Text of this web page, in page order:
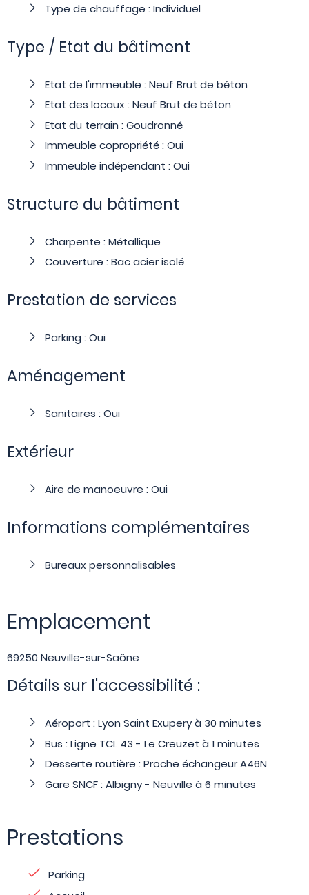
Type de chauffage : Individuel
Type / Etat du bâtiment
Etat de l'immeuble : Neuf Brut de béton
Etat des locaux : Neuf Brut de béton
Etat du terrain : Goudronné
Immeuble copropriété : Oui
Immeuble indépendant : Oui
Structure du bâtiment
Charpente : Métallique
Couverture : Bac acier isolé
Prestation de services
Parking : Oui
Aménagement
Sanitaires : Oui
Extérieur
Aire de manoeuvre : Oui
Informations complémentaires
Bureaux personnalisables
Emplacement
69250 Neuville-sur-Saône
Détails sur l'accessibilité :
Aéroport : Lyon Saint Exupery à 30 minutes
Bus : Ligne TCL 43 - Le Creuzet à 1 minutes
Desserte routière : Proche échangeur A46N
Gare SNCF : Albigny - Neuville à 6 minutes
Prestations
Parking